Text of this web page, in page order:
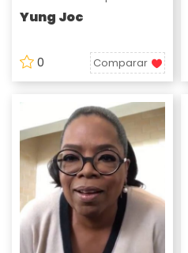
Yung Joc
0 Comparar